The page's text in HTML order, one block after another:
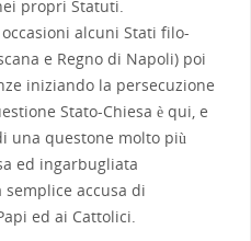
propri Statuti.
alcuni Stati filo-
e Regno di Napoli) poi
iniziando la persecuzione
Stato-Chiesa è qui, e
una questone molto più
ed ingarbugliata
semplice accusa di
ed ai Cattolici.